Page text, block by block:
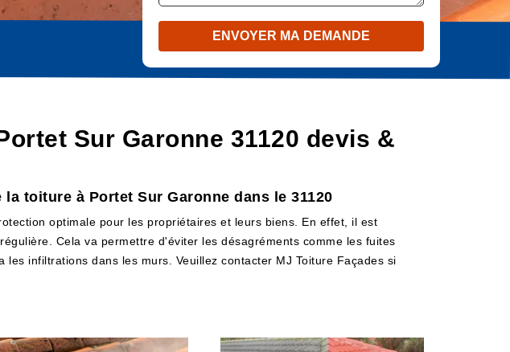
Sur Garonne 31120 devis &
toiture à Portet Sur Garonne dans le 31120
optimale pour les propriétaires et leurs biens. En effet, il est
Cela va permettre d'éviter les désagréments comme les fuites
infiltrations dans les murs. Veuillez contacter MJ Toiture Façades si